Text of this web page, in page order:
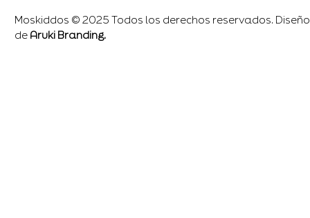
Moskiddos © 2025 Todos los derechos reservados. Diseño
de Aruki Branding.